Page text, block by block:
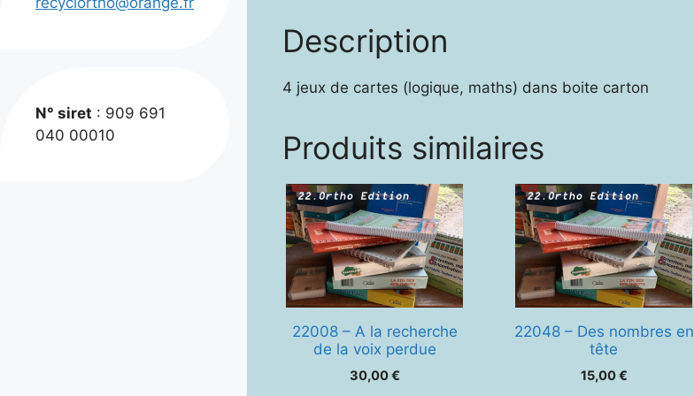
Description
4 jeux de cartes (logique, maths) dans boite carton
Produits similaires
22008 – A la recherche
de la voix perdue
30,00€
22048 – Des nombres en
tête
15,00€
N° siret : 909 691
040 00010